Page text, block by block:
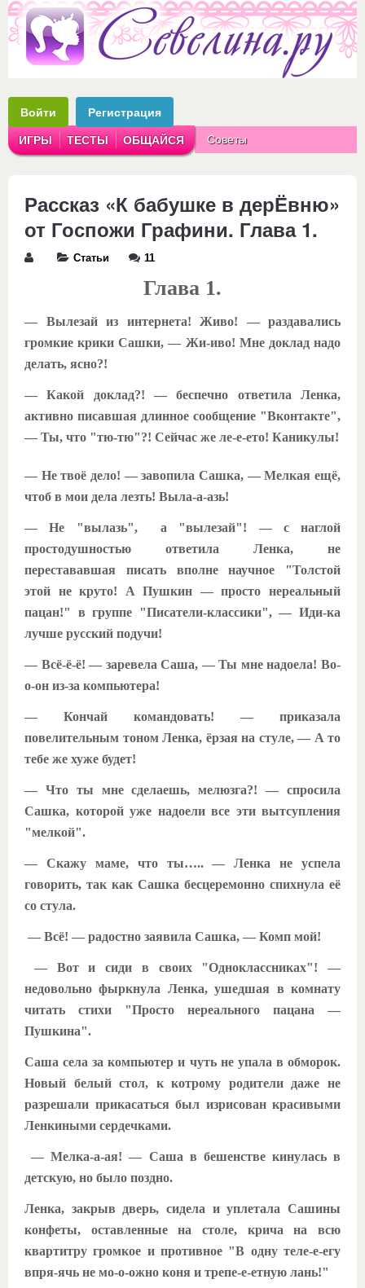
Войти Регистрация
ИГРЫ ТЕСТЫ ОБЩАЙСЯ Советы
Рассказ «К бабушке в дерЁвню»
от Госпожи Графини. Глава 1.
Статьи 11
Глава 1.
— Вылезай из интернета! Живо! — раздавались
громкие крики Сашки, — Жи-иво! Мне доклад надо
делать, ясно?!
— Какой доклад?! — беспечно ответила Ленка,
активно писавшая длинное сообщение "Вконтакте",
— Ты, что "тю-тю"?! Сейчас же ле-е-ето! Каникулы!
— Не твоё дело! — завопила Сашка, — Мелкая ещё,
чтоб в мои дела лезть! Выла-а-азь!
— Не "вылазь", а "вылезай"! — с наглой
простодушностью ответила Ленка, не
перестававшая писать вполне научное "Толстой
этой не круто! А Пушкин — просто нереальный
пацан!" в группе "Писатели-классики", — Иди-ка
лучше русский подучи!
— Всё-ё-ё! — заревела Саша, — Ты мне надоела! Во-
о-он из-за компьютера!
— Кончай командовать! — приказала
повелительным тоном Ленка, ёрзая на стуле, — А то
тебе же хуже будет!
— Что ты мне сделаешь, мелюзга?! — спросила
Сашка, которой уже надоели все эти вытсупления
"мелкой".
— Скажу маме, что ты….. — Ленка не успела
говорить, так как Сашка бесцеремонно спихнула её
со стула.
— Всё! — радостно заявила Сашка, — Комп мой!
— Вот и сиди в своих "Одноклассниках"! —
недовольно фыркнула Ленка, ушедшая в комнату
читать стихи "Просто нереального пацана —
Пушкина".
Саша села за компьютер и чуть не упала в обморок.
Новый белый стол, к котрому родители даже не
разрешали прикасаться был изрисован красивыми
Ленкиными сердечками.
— Мелка-а-ая! — Саша в бешенстве кинулась в
детскую, но было поздно.
Ленка, закрыв дверь, сидела и уплетала Сашины
конфеты, оставленные на столе, крича на всю
квартитру громкое и противное "В одну теле-е-егу
впря-ячь не мо-о-ожно коня и трепе-е-етную лань!"